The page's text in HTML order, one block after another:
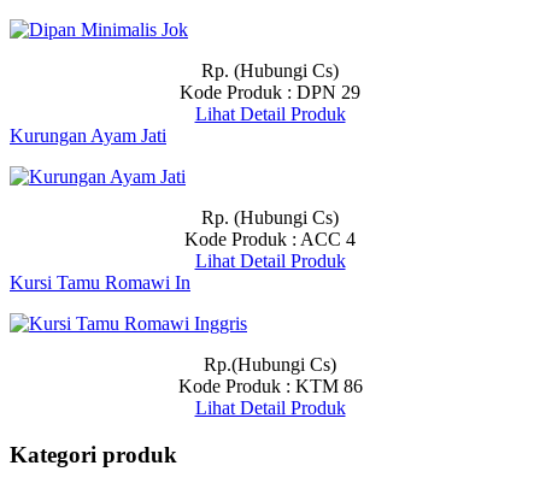
Rp. (Hubungi Cs)
Kode Produk : DPN 29
Lihat Detail Produk
Kurungan Ayam Jati
Rp. (Hubungi Cs)
Kode Produk : ACC 4
Lihat Detail Produk
Kursi Tamu Romawi In
Rp.(Hubungi Cs)
Kode Produk : KTM 86
Lihat Detail Produk
Kategori produk